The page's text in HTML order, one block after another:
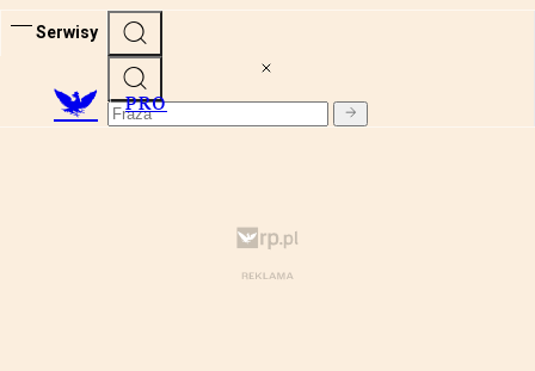
Serwisy
PRO